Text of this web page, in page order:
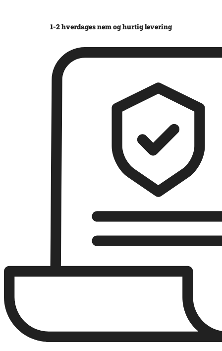
1-2 hverdages nem og hurtig levering